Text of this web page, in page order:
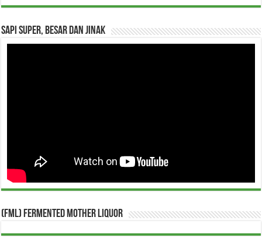
Sapi Super, Besar dan Jinak
(FML) Fermented Mother Liquor